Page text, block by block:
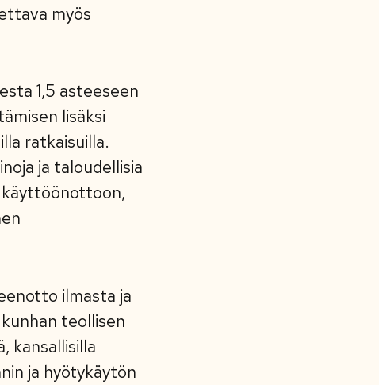
myös
1,5 asteeseen
lisäksi
ratkaisuilla.
ja taloudellisia
ilmasta ja
teollisen
kansallisilla
ja hyötykäytön